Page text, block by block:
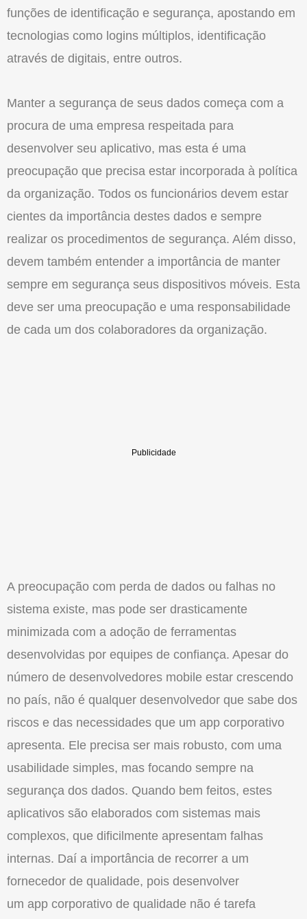
funções de identificação e segurança, apostando em
tecnologias como logins múltiplos, identificação
através de digitais, entre outros.
Manter a segurança de seus dados começa com a
procura de uma empresa respeitada para
desenvolver seu aplicativo, mas esta é uma
preocupação que precisa estar incorporada à política
da organização. Todos os funcionários devem estar
cientes da importância destes dados e sempre
realizar os procedimentos de segurança. Além disso,
devem também entender a importância de manter
sempre em segurança seus dispositivos móveis. Esta
deve ser uma preocupação e uma responsabilidade
de cada um dos colaboradores da organização.
A preocupação com perda de dados ou falhas no
sistema existe, mas pode ser drasticamente
minimizada com a adoção de ferramentas
desenvolvidas por equipes de confiança. Apesar do
número de desenvolvedores mobile estar crescendo
no país, não é qualquer desenvolvedor que sabe dos
riscos e das necessidades que um app corporativo
apresenta. Ele precisa ser mais robusto, com uma
usabilidade simples, mas focando sempre na
segurança dos dados. Quando bem feitos, estes
aplicativos são elaborados com sistemas mais
complexos, que dificilmente apresentam falhas
internas. Daí a importância de recorrer a um
fornecedor de qualidade, pois desenvolver
um app corporativo de qualidade não é tarefa